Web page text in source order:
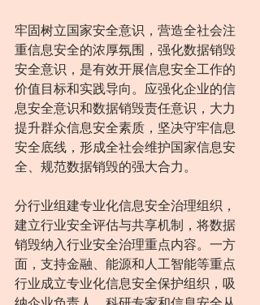
牢固树立国家安全意识，营造全社会注
重信息安全的浓厚氛围，强化数据销毁
安全意识，是有效开展信息安全工作的
价值目标和实践导向。应强化企业的信
息安全意识和数据销毁责任意识，大力
提升群众信息安全素质，坚决守牢信息
安全底线，形成全社会维护国家信息安
全、规范数据销毁的强大合力。
分行业组建专业化信息安全治理组织，
建立行业安全评估与共享机制，将数据
销毁纳入行业安全治理重点内容。一方
面，支持金融、能源和人工智能等重点
行业成立专业化信息安全保护组织，吸